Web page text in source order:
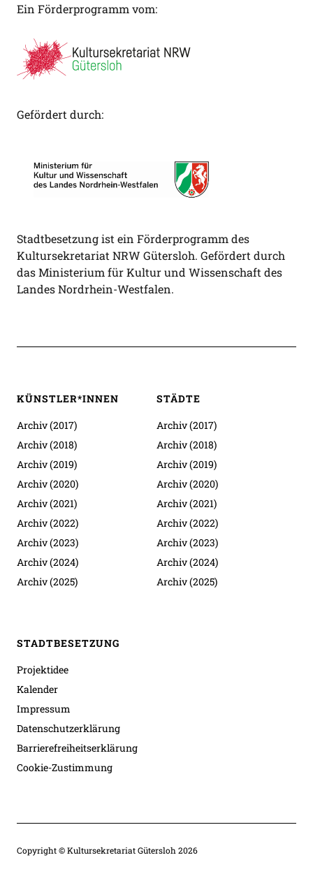
Ein Förderprogramm vom:
Gefördert durch:
Stadtbesetzung ist ein Förderprogramm des
Kultursekretariat NRW Gütersloh. Gefördert durch
das Ministerium für Kultur und Wissenschaft des
Landes Nordrhein-Westfalen.
KÜNSTLER*INNEN
Archiv (2017)
Archiv (2018)
Archiv (2019)
Archiv (2020)
Archiv (2021)
Archiv (2022)
Archiv (2023)
Archiv (2024)
Archiv (2025)
STÄDTE
Archiv (2017)
Archiv (2018)
Archiv (2019)
Archiv (2020)
Archiv (2021)
Archiv (2022)
Archiv (2023)
Archiv (2024)
Archiv (2025)
STADTBESETZUNG
Projektidee
Kalender
Impressum
Datenschutzerklärung
Barrierefreiheitserklärung
Cookie-Zustimmung
Copyright © Kultursekretariat Gütersloh 2026